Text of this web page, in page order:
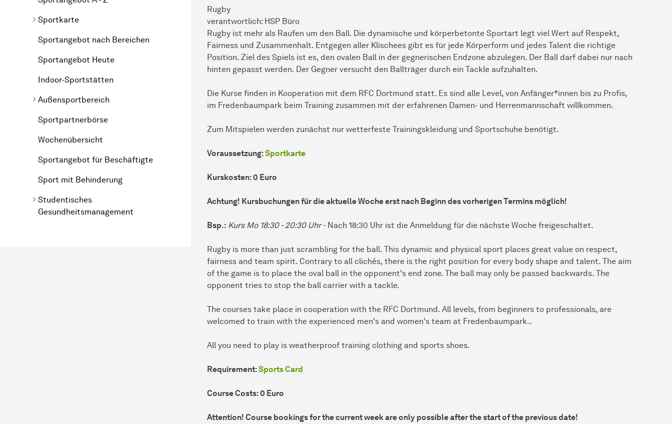
Sportkarte
Sportangebot nach Bereichen
Sportangebot Heute
Indoor-Sportstätten
Außensportbereich
Sportpartnerbörse
Wochenübersicht
Sportangebot für Beschäftigte
Sport mit Behinderung
Studentisches
Gesundheitsmanagement
Rugby
verantwortlich: HSP Büro
Rugby ist mehr als Raufen um den Ball. Die dynamische und körperbetonte Sportart legt viel Wert auf Respekt,
Fairness und Zusammenhalt. Entgegen aller Klischees gibt es für jede Körperform und jedes Talent die richtige
Position. Ziel des Spiels ist es, den ovalen Ball in der gegnerischen Endzone abzulegen. Der Ball darf dabei nur nach
hinten gepasst werden. Der Gegner versucht den Ballträger durch ein Tackle aufzuhalten.
Die Kurse finden in Kooperation mit dem RFC Dortmund statt. Es sind alle Level, von Anfänger*innen bis zu Profis,
im Fredenbaumpark beim Training zusammen mit der erfahrenen Damen- und Herrenmannschaft willkommen.
Zum Mitspielen werden zunächst nur wetterfeste Trainingskleidung und Sportschuhe benötigt.
Voraussetzung:Sportkarte
Kurskosten: 0 Euro
Achtung! Kursbuchungen für die aktuelle Woche erst nach Beginn des vorherigen Termins möglich!
Bsp.: Kurs Mo 18:30 - 20:30 Uhr -Nach 18:30 Uhr ist die Anmeldung für die nächste Woche freigeschaltet.
Rugby is more than just scrambling for the ball. This dynamic and physical sport places great value on respect,
fairness and team spirit. Contrary to all clichés, there is the right position for every body shape and talent. The aim
of the game is to place the oval ball in the opponent's end zone. The ball may only be passed backwards. The
opponent tries to stop the ball carrier with a tackle.
The courses take place in cooperation with the RFC Dortmund. All levels, from beginners to professionals, are
welcomed to train with the experienced men's and women's team at Fredenbaumpark..
All you need to play is weatherproof training clothing and sports shoes.
Requirement:Sports Card
Course Costs: 0 Euro
Attention! Course bookings for the current week are only possible after the start of the previous date!